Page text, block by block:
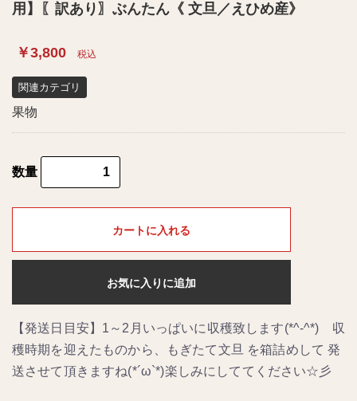
用】〖訳あり〗ぶんたん《 文旦／えひめ産》
￥3,800 税込
関連カテゴリ
果物
数量
カートに入れる
お気に入りに追加
【発送日目安】1～2月いっぱいに収穫致します(*^-^*) 収
穫時期を迎えたものから、もぎたて文旦 を箱詰めして 発
送させて頂きますね(*´ω`*)楽しみにしててください☆彡